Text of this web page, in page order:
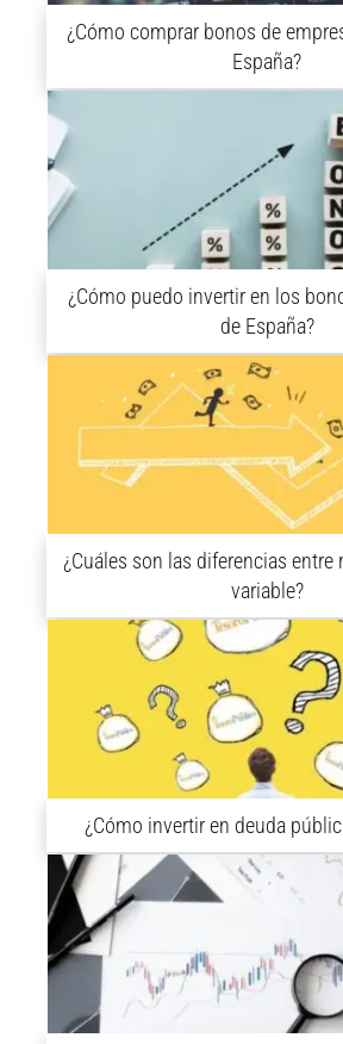
¿Cómo comprar bonos de
España?
¿Cómo puedo invertir en los
de España?
¿Cuáles son las diferencias entre
variable?
¿Cómo invertir en deuda